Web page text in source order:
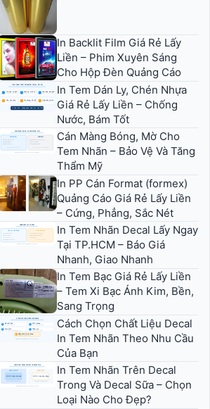
In Backlit Film Giá Rẻ Lấy
Liền – Phim Xuyên Sáng
Cho Hộp Đèn Quảng Cáo
In Tem Dán Ly, Chén Nhựa
Giá Rẻ Lấy Liền – Chống
Nước, Bám Tốt
Cán Màng Bóng, Mờ Cho
Tem Nhãn – Bảo Vệ Và Tăng
Thẩm Mỹ
In PP Cán Format (formex)
Quảng Cáo Giá Rẻ Lấy Liền
– Cứng, Phẳng, Sắc Nét
In Tem Nhãn Decal Lấy Ngay
Tại TP.HCM – Báo Giá
Nhanh, Giao Nhanh
In Tem Bạc Giá Rẻ Lấy Liền
– Tem Xi Bạc Ánh Kim, Bền,
Sang Trọng
Cách Chọn Chất Liệu Decal
In Tem Nhãn Theo Nhu Cầu
Của Bạn
In Tem Nhãn Trên Decal
Trong Và Decal Sữa – Chọn
Loại Nào Cho Đẹp?